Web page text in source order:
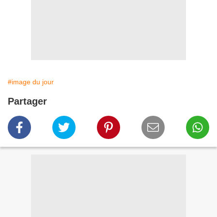
#image du jour
Partager